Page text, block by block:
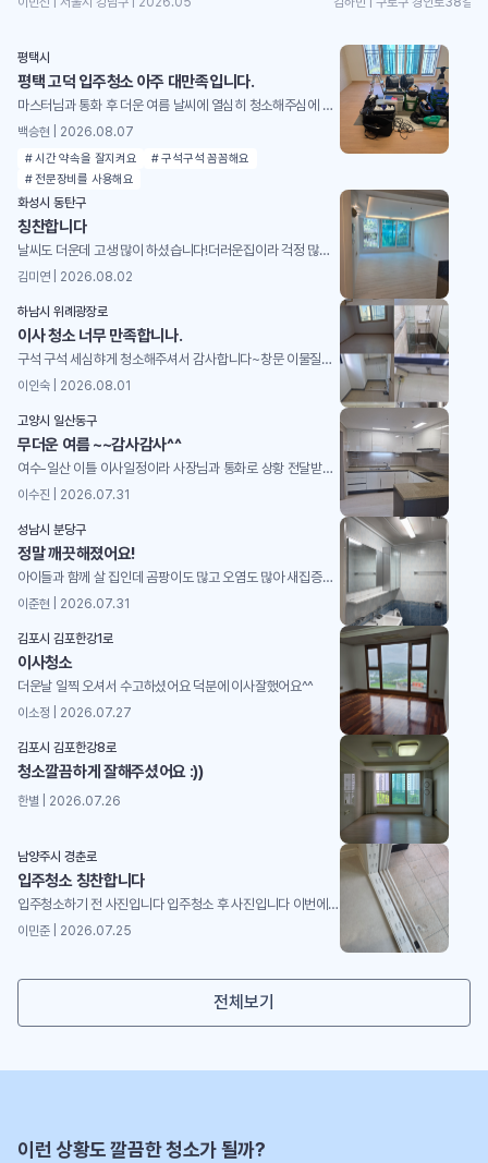
평택시
평택 고덕 입주청소 아주 대만족입니다.
마스터님과 통화 후 더운 여름 날씨에 열심히 청소해주심에 감사드리며, 특히 바쁘시고 힘드실텐데, 문제점이나 이런 부분은 어떻게 청소해야 하는지 등 방법론에 대해 아주 자세하게 설명해주셨습니다. 다음에 기회가 되거나 추천한다면 영구크린 청소 적극 추천하도록 하겠습니다. 더운날 고생 많으셨습니다. 감사합니다.
백승현 | 2026.08.07
# 시간 약속을 잘지켜요
# 구석구석 꼼꼼해요
# 전문장비를 사용해요
화성시 동탄구
칭찬합니다
날씨도 더운데 고생 많이 하셨습니다!더러운집이라 걱정 많았는데 너무 깨끗해졌어요!
김미연 | 2026.08.02
하남시 위례광장로
이사 청소 너무 만족합니나.
구석 구석 세심햐게 청소해주셔서 감사합니다~창문 이물질도 제거 해주시고,중간 중간 공유해주시고, 의견 반영해주시고,마무리까지 완벽하게 해주셔서 매우 만족합니다.감사합니다~
이인숙 | 2026.08.01
고양시 일산동구
무더운 여름 ~~감사감사^^
여수-일산 이틀 이사일정이라 사장님과 통화로 상황 전달받고 동생을 통해 전후 상황을 전해 듣고틈틈이 사장님께서 사진과 동영상으로 실시간 보고해주셔서 ^^ 청소걱정 하지 않고 맘 편히 마무리하고 일산을 향해 가고 있는중 사장님 직원분들께 넘 고맙고 감사해서 글 올립니다 .한번더 이사 계획중이라 담번에도 사장님께 부탁드리고 싶습니다~~더운날 고생 많으셨고 감사합니다^^
이수진 | 2026.07.31
성남시 분당구
정말 깨끗해졌어요!
아이들과 함께 살 집인데 곰팡이도 많고 오염도 많아 새집증후군 처치까지 완변하게 받았습니다!어떻게 진행할지, 청소 후에도 어떻게 관리하면 좋을지도 자세히 설명해주셨습니다 ^^ 주위분들에게도 추천할거예요~~
이준현 | 2026.07.31
김포시 김포한강1로
이사청소
더운날 일찍 오셔서 수고하셨어요 덕분에 이사잘했어요^^
이소정 | 2026.07.27
김포시 김포한강8로
청소깔끔하게 잘해주셨어요 :))
한별 | 2026.07.26
남양주시 경춘로
입주청소 칭찬합니다
입주청소하기 전 사진입니다 입주청소 후 사진입니다 이번에 이사를 준비하면서 영구이사의 입주청소 서비스를 함께 이용했는데, 정말 만족스러웠던 경험이라 후기 남겨봅니다. 사실 저희 집은 이사 전에 전체적으로 인테리어 공사를 새로 진행한 상태라 청소 전에는 집 안 곳곳이 공사 먼지와 분진으로 꽤 지저분한 상태였어요. 새로 인테리어를 한 만큼 깨끗한 공간에서 입주하고 싶었는데, 직접 청소하기에는 손이 많이 가고 일반적인 청소만으로는 해결하기 어려운 부분도 많아서 전문 입주청소를 이용하게 됐습니다.처음 상담할 때부터 직원분께서 정말 친절하게 응대해 주셔서 기분 좋게 서비스를 예약할 수 있었어요. 단순히 예약만 진행하는 것이 아니라 청소 범위와 진행 과정, 어떤 부분을 중점적으로 확인하는지까지 자세하게 설명해 주셔서 처음 이용하는 입장에서도 믿음이 갔습니다.청소 당일에도 직원분들이 꼼꼼하고 전문적으로 작업해 주시는 모습이 인상적이었어요. 인테리어 공사 후에 남아 있던 먼지와 분진은 물론이고, 눈에 잘 띄지 않는 구석이나 틈새까지 세심하게 신경 써서 청소해 주셨습니다. 특히 새로 인테리어한 공간이다 보니 혹시 청소 과정에서 가구나 마감재에 손상이 생기지는 않을까 걱정했는데, 각 공간과 자재의 특성을 고려해서 조심스럽게 작업해 주시는 모습이 보여서 안심할 수 있었어요.청소가 끝난 후 집을 둘러보는데 정말 깜짝 놀랐습니다. 공사 직후에는 아무리 새로 인테리어를 했어도 먼지 때문에 전체적으로 지저분하고 어수선한 느낌이었는데, 청소가 끝나고 나니 집이 완전히 달라진 것처럼 깔끔하고 쾌적해졌어요. 새로 인테리어한 공간의 분위기도 훨씬 잘 살아나고, 이제야 정말 새로운 집에 입주한다는 실감이 들더라고요.무엇보다 좋았던 점은 청소만 해놓고 끝나는 것이 아니라, 작업한 부분에 대해 자세하게 설명해 주시고 청소 후 상태도 함께 확인해 주셨다는 점이에요. 제가 미처 생각하지 못했던 부분까지 세심하게 체크해 주셔서 더욱 만족스러웠습니다. 직원분들 모두 친절하시고 책임감 있게 작업해 주셔서 처음 상담부터 청소가 끝나는 순간까지 전반적으로 서비스 만족도가 정말 높았어요.인테리어 공사 후 입주청소를 알아보시는 분들이라면 특히 전문적인 청소가 왜 필요한지 직접 느끼실 것 같아요. 새로 인테리어한 집을 정말 깨끗한 상태에서 시작하고 싶었는데, 영구이사 덕분에 기분 좋게 입주할 수 있었습니다. 친절한 응대부터 꼼꼼하고 전문적인 청소, 그리고 청소 과정과 결과에 대한 자세한 설명까지 전체적으로 만족스러운 서비스였어요. 주변에서 입주청소 업체를 추천해 달라고 한다면 자신 있게 추천할 수 있을 것 같고, 다음에 또 이사하거나 청소가 필요할 일이 생긴다면 다시 이용하고 싶습니다. 덕분에 깨끗하고 쾌적한 새집에서 기분 좋게 새로운 시작을 할 수 있었어요!
이민준 | 2026.07.25
전체보기
이런 상황도 깔끔한 청소가 될까?